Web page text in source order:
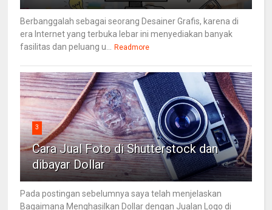
Berbanggalah sebagai seorang Desainer Grafis, karena di
era Internet yang terbuka lebar ini menyediakan banyak
fasilitas dan peluang u...
Readmore
3
Cara Jual Foto di Shutterstock dan
dibayar Dollar
Pada postingan sebelumnya saya telah menjelaskan
Bagaimana Menghasilkan Dollar dengan Jualan Logo di